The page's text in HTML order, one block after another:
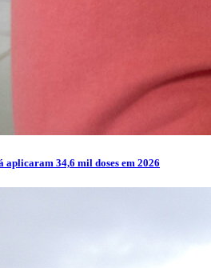
aplicaram 34,6 mil doses em 2026